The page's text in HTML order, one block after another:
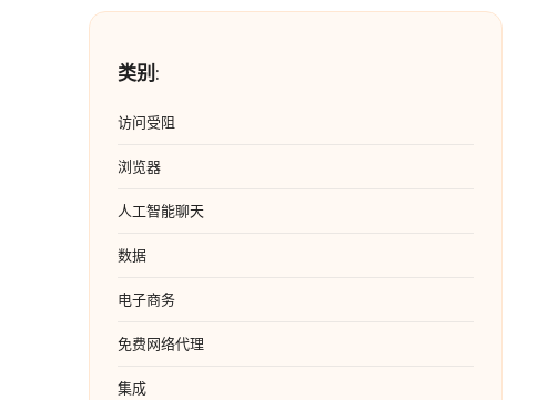
类别 :
访问受阻
浏览器
人工智能聊天
数据
电子商务
免费网络代理
集成